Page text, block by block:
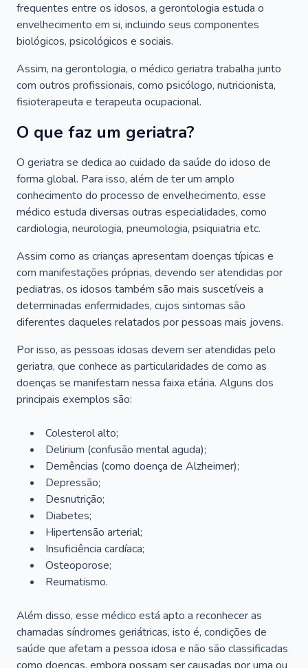
frequentes entre os idosos, a gerontologia estuda o
envelhecimento em si, incluindo seus componentes
biológicos, psicológicos e sociais.
Assim, na gerontologia, o médico geriatra trabalha junto
com outros profissionais, como psicólogo, nutricionista,
fisioterapeuta e terapeuta ocupacional.
O que faz um geriatra?
O geriatra se dedica ao cuidado da saúde do idoso de
forma global. Para isso, além de ter um amplo
conhecimento do processo de envelhecimento, esse
médico estuda diversas outras especialidades, como
cardiologia, neurologia, pneumologia, psiquiatria etc.
Assim como as crianças apresentam doenças típicas e
com manifestações próprias, devendo ser atendidas por
pediatras, os idosos também são mais suscetíveis a
determinadas enfermidades, cujos sintomas são
diferentes daqueles relatados por pessoas mais jovens.
Por isso, as pessoas idosas devem ser atendidas pelo
geriatra, que conhece as particularidades de como as
doenças se manifestam nessa faixa etária. Alguns dos
principais exemplos são:
Colesterol alto;
Delirium (confusão mental aguda);
Demências (como doença de Alzheimer);
Depressão;
Desnutrição;
Diabetes;
Hipertensão arterial;
Insuficiência cardíaca;
Osteoporose;
Reumatismo.
Além disso, esse médico está apto a reconhecer as
chamadas síndromes geriátricas, isto é, condições de
saúde que afetam a pessoa idosa e não são classificadas